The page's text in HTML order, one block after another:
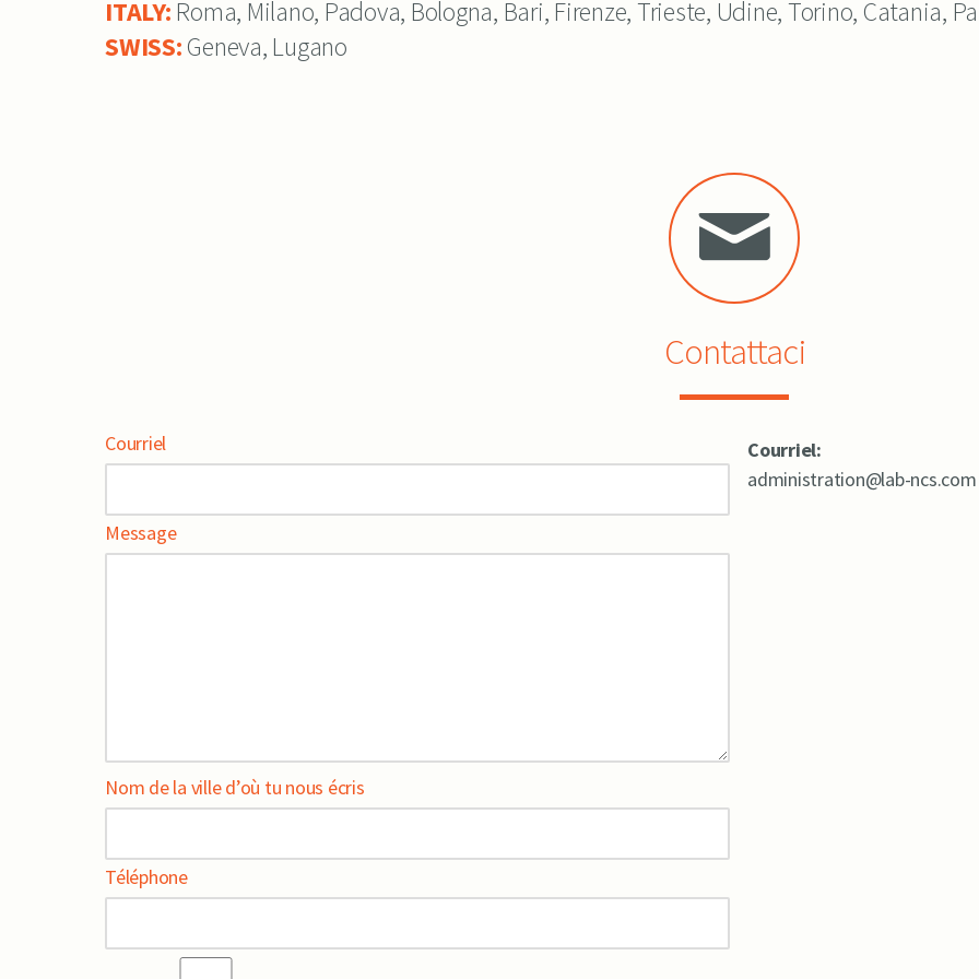
ITALY:Roma, Milano, Padova, Bologna, Bari, Firenze, Trieste, Udine, Torino, Catania,
SWISS:Geneva, Lugano
Contattaci
Courriel
Message
Nom de la ville d’où tu nous écris
Téléphone
Courriel:
administration@lab-ncs.com